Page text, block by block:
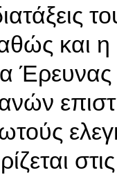
και
Έρευνας